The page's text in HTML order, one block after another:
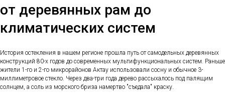
от деревянных рам до
климатических систем
История остекления в нашем регионе прошла путь от самодельных деревянных
конструкций 80-х годов до современных мультифункциональных систем. Раньше
жители 1-го и 2-го микрорайонов Актау использовали сосну и обычное 3-
миллиметровое стекло. Через два-три года дерево рассыхалось под палящим
солнцем, а соль из морского бриза намертво "съедала" краску.